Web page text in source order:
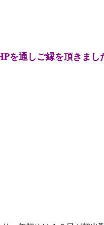
を通しご縁を頂きまし